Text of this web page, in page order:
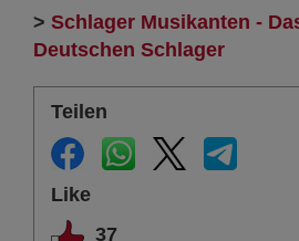
> Schlager Musikanten -
Deutschen Schlager
Teilen
Like
37